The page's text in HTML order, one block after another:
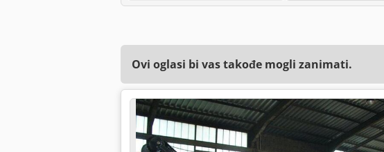
Ovi oglasi bi vas takođe mogli zanimati.